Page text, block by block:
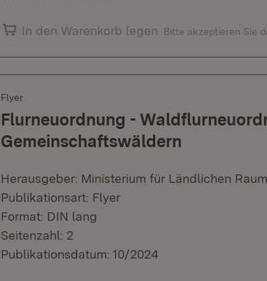
In den Warenkorb legen Bitte akzeptieren Sie
Flyer
Flurneuordnung -
Gemeinschaftswäldern
Herausgeber: Ministerium für Ländlichen
Publikationsart: Flyer
Format: DIN lang
Seitenzahl: 2
Publikationsdatum: 10/2024